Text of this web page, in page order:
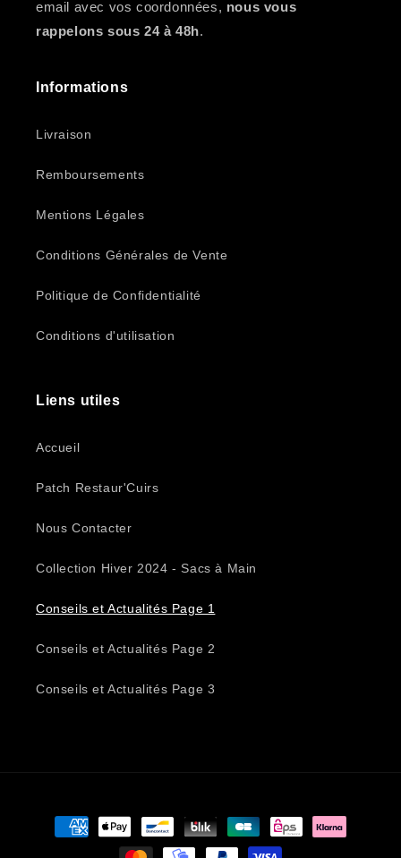
email avec vos coordonnées, nous vous
rappelons sous 24 à 48h.
Informations
Livraison
Remboursements
Mentions Légales
Conditions Générales de Vente
Politique de Confidentialité
Conditions d'utilisation
Liens utiles
Accueil
Patch Restaur'Cuirs
Nous Contacter
Collection Hiver 2024 - Sacs à Main
Conseils et Actualités Page 1
Conseils et Actualités Page 2
Conseils et Actualités Page 3
Moyens